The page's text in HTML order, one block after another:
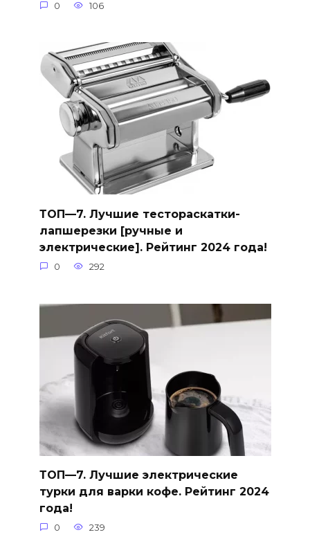
0 106
ТОП—7. Лучшие тестораскатки-
лапшерезки [ручные и
электрические]. Рейтинг 2024 года!
0 292
ТОП—7. Лучшие электрические
турки для варки кофе. Рейтинг 2024
года!
0 239